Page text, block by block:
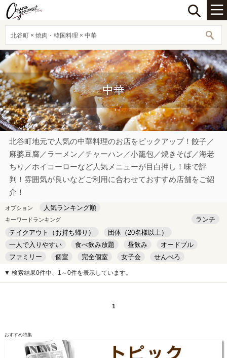
北谷町 × 焼肉・韓国料理 × 中華
中華
北谷町地元で人気の中華料理のお店をピックアップ！餃子／
麻婆豆腐／ラーメン／チャーハン／小籠包／焼きそば／海老
ちり／ホイコーローなど人気メニューが目白押し！味で評
判！雰囲気が良いなどご利用に合わせておすすめ店舗をご紹
介！
オプション 人気ランキング順
キーワードランキング
ランチ
テイクアウト（お持ち帰り）
団体（20名様以上）
一人で入りやすい
食べ飲み放題 昼飲み
オードブル
ファミリー
個室 完全個室 女子会
せんべろ
キッズルーム
安い デート
▼ 検索結果0件中、1～0件を表示しています。
1
おすすめ特集